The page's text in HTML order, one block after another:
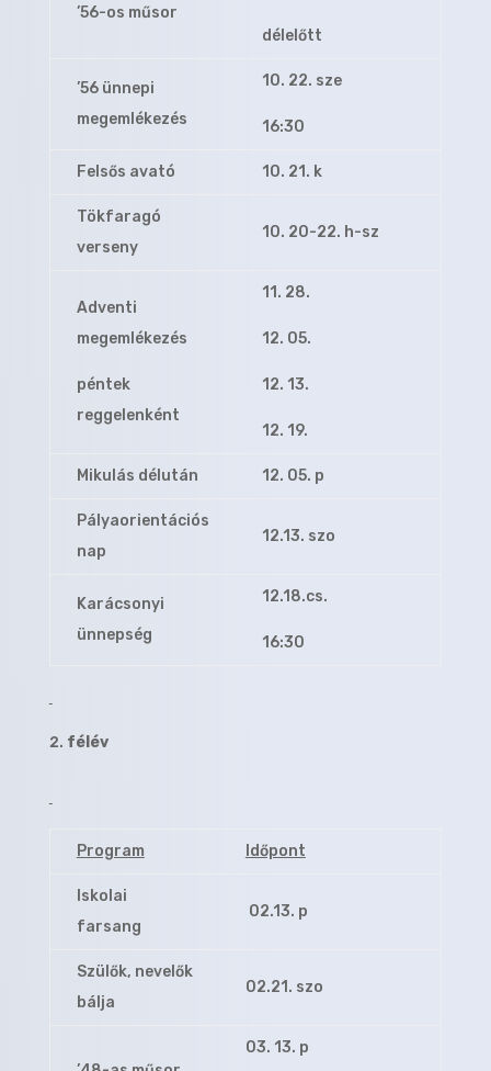
’56-os műsor
délelőtt
’56 ünnepi
megemlékezés
10. 22. sze
16:30
Felsős avató 10. 21. k
Tökfaragó
verseny
10. 20-22. h-sz
Adventi
megemlékezés
péntek
reggelenként
11. 28.
12. 05.
12. 13.
12. 19.
Mikulás délután 12. 05. p
Pályaorientációs
nap
12.13. szo
Karácsonyi
ünnepség
12.18.cs.
16:30
félév
Program Időpont
Iskolai
farsang
02.13. p
Szülők, nevelők
bálja
02.21. szo
03. 13. p